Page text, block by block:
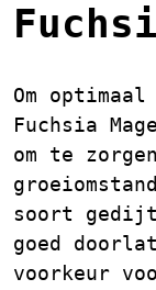
Om
Fuchsia
om te
soort
goed
voorkeur